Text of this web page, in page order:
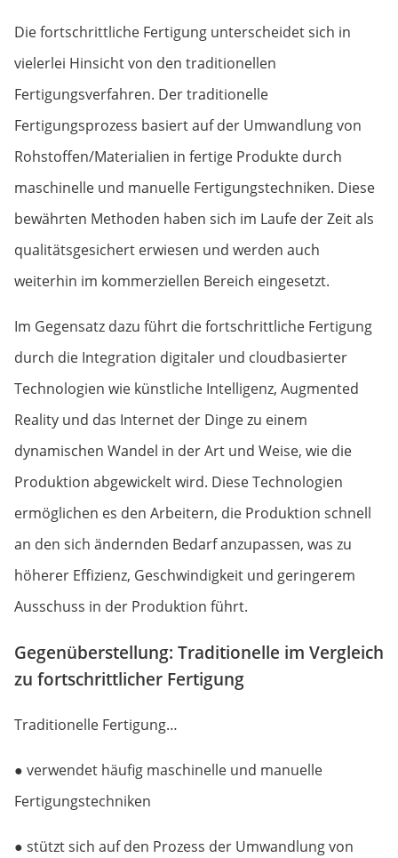
Die fortschrittliche Fertigung unterscheidet sich in
vielerlei Hinsicht von den traditionellen
Fertigungsverfahren. Der traditionelle
Fertigungsprozess basiert auf der Umwandlung von
Rohstoffen/Materialien in fertige Produkte durch
maschinelle und manuelle Fertigungstechniken. Diese
bewährten Methoden haben sich im Laufe der Zeit als
qualitätsgesichert erwiesen und werden auch
weiterhin im kommerziellen Bereich eingesetzt.
Im Gegensatz dazu führt die fortschrittliche Fertigung
durch die Integration digitaler und cloudbasierter
Technologien wie künstliche Intelligenz, Augmented
Reality und das Internet der Dinge zu einem
dynamischen Wandel in der Art und Weise, wie die
Produktion abgewickelt wird. Diese Technologien
ermöglichen es den Arbeitern, die Produktion schnell
an den sich ändernden Bedarf anzupassen, was zu
höherer Effizienz, Geschwindigkeit und geringerem
Ausschuss in der Produktion führt.
Gegenüberstellung: Traditionelle im Vergleich
zu fortschrittlicher Fertigung
Traditionelle Fertigung…
● verwendet häufig maschinelle und manuelle
Fertigungstechniken
● stützt sich auf den Prozess der Umwandlung von